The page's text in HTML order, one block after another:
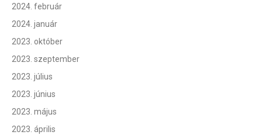
2024. február
2024. január
2023. október
2023. szeptember
2023. július
2023. június
2023. május
2023. április